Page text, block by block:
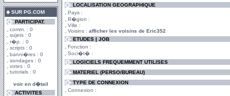
SUR PG.COM
PARTICIPAT.
comm. : 0
sujets : 0
r�p. : 0
scripts : 0
banni�res : 0
sondages : 0
votes : 0
tutorials : 0
voir en d�tail
ACTIVITES
LOCALISATION GEOGRAPHIQUE
Pays :
R�gion :
Ville :
Voisins : afficher les voisins de Eric352
ETUDES | JOB
Fonction :
Soci�t� :
LOGICIELS FREQUEMMENT UTILISES
MATERIEL (PERSO/BUREAU)
TYPE DE CONNEXION
Connexion :